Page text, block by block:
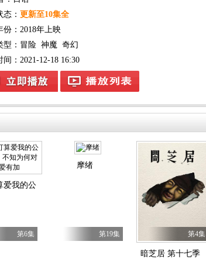
： 更新至10集全
： 2018年上映
： 冒险 神魔 奇幻
间：2021-12-18 16:30
爱我的公爵继承人，不知为何对我宠爱有加
第6集
摩绪
第19集
暗芝居 第十七季
第4集